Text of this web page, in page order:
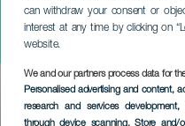
can withdraw your consent or
interest at any time by clicking on
website.
We and our partners process data for
Personalised advertising and content,
research and services development,
through device scanning, Store and/
Más
Imagen
Listado